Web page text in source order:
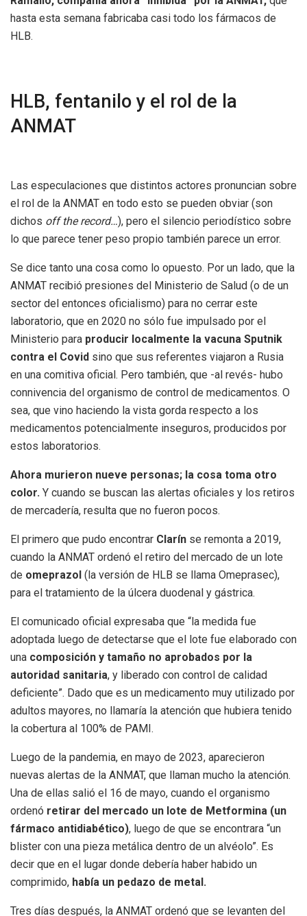
hasta esta semana fabricaba casi todo los fármacos de
HLB.
HLB, fentanilo y el rol de la
ANMAT
Las especulaciones que distintos actores pronuncian sobre
el rol de la ANMAT en todo esto se pueden obviar (son
dichos off the record…), pero el silencio periodístico sobre
lo que parece tener peso propio también parece un error.
Se dice tanto una cosa como lo opuesto. Por un lado, que la
ANMAT recibió presiones del Ministerio de Salud (o de un
sector del entonces oficialismo) para no cerrar este
laboratorio, que en 2020 no sólo fue impulsado por el
Ministerio para producir localmente la vacuna Sputnik
contra el Covid sino que sus referentes viajaron a Rusia
en una comitiva oficial. Pero también, que -al revés- hubo
connivencia del organismo de control de medicamentos. O
sea, que vino haciendo la vista gorda respecto a los
medicamentos potencialmente inseguros, producidos por
estos laboratorios.
Ahora murieron nueve personas; la cosa toma otro
color. Y cuando se buscan las alertas oficiales y los retiros
de mercadería, resulta que no fueron pocos.
El primero que pudo encontrar Clarín se remonta a 2019,
cuando la ANMAT ordenó el retiro del mercado de un lote
de omeprazol (la versión de HLB se llama Omeprasec),
para el tratamiento de la úlcera duodenal y gástrica.
El comunicado oficial expresaba que “la medida fue
adoptada luego de detectarse que el lote fue elaborado con
una composición y tamaño no aprobados por la
autoridad sanitaria, y liberado con control de calidad
deficiente”. Dado que es un medicamento muy utilizado por
adultos mayores, no llamaría la atención que hubiera tenido
la cobertura al 100% de PAMI.
Luego de la pandemia, en mayo de 2023, aparecieron
nuevas alertas de la ANMAT, que llaman mucho la atención.
Una de ellas salió el 16 de mayo, cuando el organismo
ordenó retirar del mercado un lote de Metformina (un
fármaco antidiabético), luego de que se encontrara “un
blister con una pieza metálica dentro de un alvéolo”. Es
decir que en el lugar donde debería haber habido un
comprimido, había un pedazo de metal.
Tres días después, la ANMAT ordenó que se levanten del